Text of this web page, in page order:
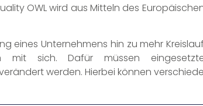
OWL wird aus Mitteln des
eines Unternehmens hin zu mehr
mit sich. Dafür müssen
werden. Hierbei können